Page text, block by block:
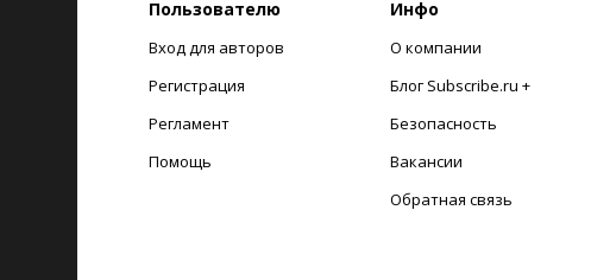
Пользователю
Вход для авторов
Регистрация
Регламент
Помощь
Инфо
О компании
Блог Subscribe.ru +
Безопасность
Вакансии
Обратная связь